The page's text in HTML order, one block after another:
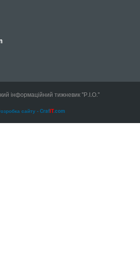
інформаційний тижневик "Р.І.О."
сайту - CrafIT.com